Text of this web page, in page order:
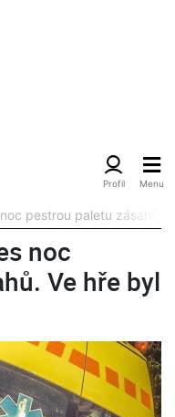
pestrou paletu zásahů.
noc
Ve hře byl